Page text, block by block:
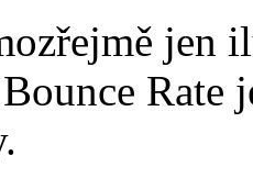
jen
Rate